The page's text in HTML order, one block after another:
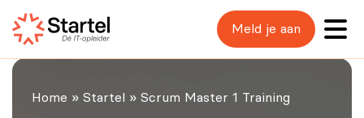
Meld je aan
Home » Startel » Scrum Master 1 Training